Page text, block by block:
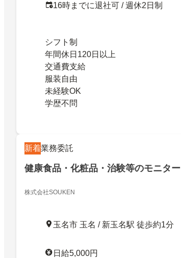
16時までに退社可 / 週休2日制
シフト制
年間休日120日以上
交通費支給
服装自由
未経験OK
学歴不問
新着業務委託
健康食品・化粧品・治験等のモニター
株式会社SOUKEN
玉名市 玉名 / 新玉名駅 徒歩約1分
日給5,000円